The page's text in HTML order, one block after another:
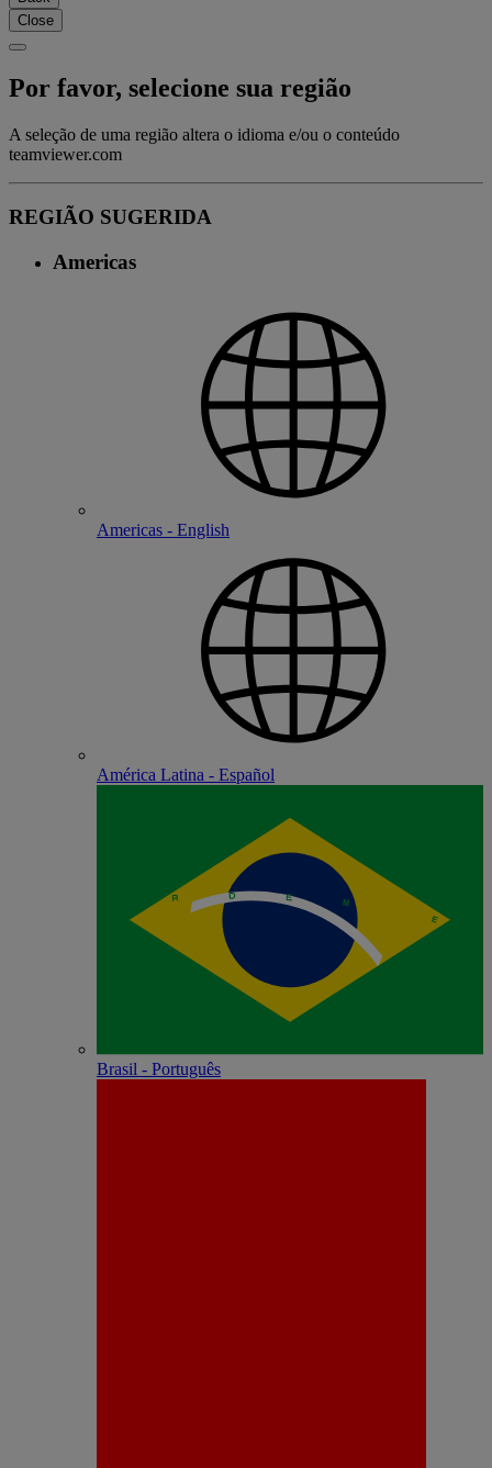
Close
Por favor, selecione sua região
A seleção de uma região altera o idioma e/ou o conteúdo
teamviewer.com
REGIÃO SUGERIDA
Americas
Americas - English
América Latina - Español
Brasil - Português